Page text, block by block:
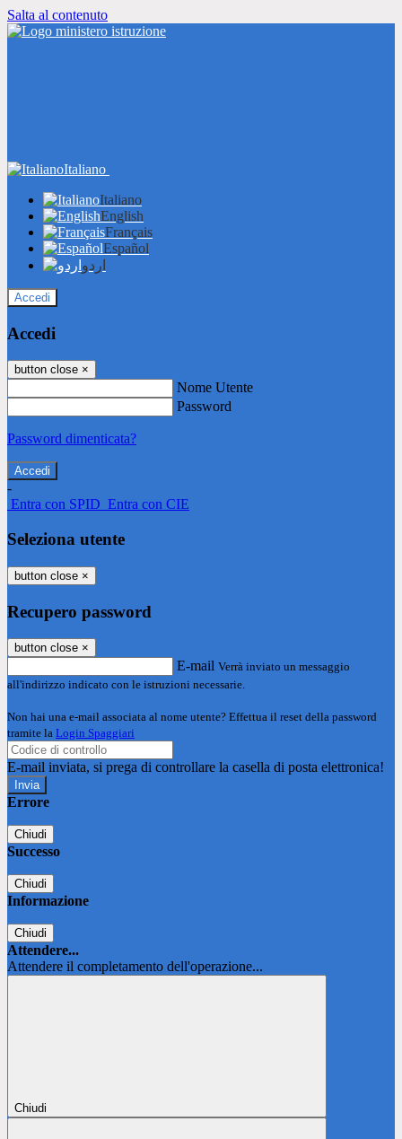
Salta al contenuto
Italiano
Italiano
English
Français
Español
اردو
Accedi
Accedi
button close ×
Nome Utente
Password
Password dimenticata?
-
Entra con SPID Entra con CIE
Seleziona utente
button close ×
Recupero password
button close ×
E-mail Verrà inviato un messaggio
all'indirizzo indicato con le istruzioni necessarie.
Non hai una e-mail associata al nome utente? Effettua il reset della password
tramite la Login Spaggiari
E-mail inviata, si prega di controllare la casella di posta elettronica!
Errore
Chiudi
Successo
Chiudi
Informazione
Chiudi
Attendere...
Attendere il completamento dell'operazione...
Chiudi